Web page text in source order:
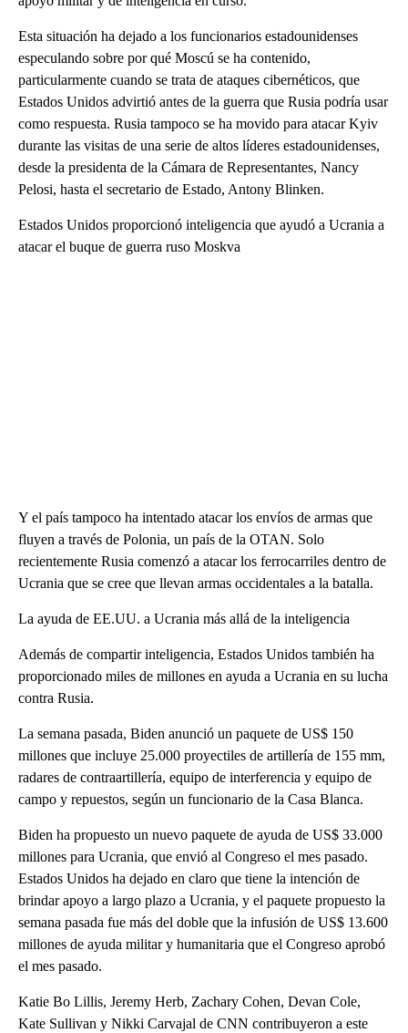
Esta situación ha dejado a los funcionarios estadounidenses
especulando sobre por qué Moscú se ha contenido,
particularmente cuando se trata de ataques cibernéticos, que
Estados Unidos advirtió antes de la guerra que Rusia podría usar
como respuesta. Rusia tampoco se ha movido para atacar Kyiv
durante las visitas de una serie de altos líderes estadounidenses,
desde la presidenta de la Cámara de Representantes, Nancy
Pelosi, hasta el secretario de Estado, Antony Blinken.
Estados Unidos proporcionó inteligencia que ayudó a Ucrania a
atacar el buque de guerra ruso Moskva
Y el país tampoco ha intentado atacar los envíos de armas que
fluyen a través de Polonia, un país de la OTAN. Solo
recientemente Rusia comenzó a atacar los ferrocarriles dentro de
Ucrania que se cree que llevan armas occidentales a la batalla.
La ayuda de EE.UU. a Ucrania más allá de la inteligencia
Además de compartir inteligencia, Estados Unidos también ha
proporcionado miles de millones en ayuda a Ucrania en su lucha
contra Rusia.
La semana pasada, Biden anunció un paquete de US$ 150
millones que incluye 25.000 proyectiles de artillería de 155 mm,
radares de contraartillería, equipo de interferencia y equipo de
campo y repuestos, según un funcionario de la Casa Blanca.
Biden ha propuesto un nuevo paquete de ayuda de US$ 33.000
millones para Ucrania, que envió al Congreso el mes pasado.
Estados Unidos ha dejado en claro que tiene la intención de
brindar apoyo a largo plazo a Ucrania, y el paquete propuesto la
semana pasada fue más del doble que la infusión de US$ 13.600
millones de ayuda militar y humanitaria que el Congreso aprobó
el mes pasado.
Katie Bo Lillis, Jeremy Herb, Zachary Cohen, Devan Cole,
Kate Sullivan y Nikki Carvajal de CNN contribuyeron a este